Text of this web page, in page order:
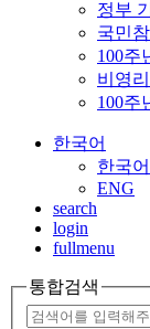
정부
국민
100주
비영
100주
한국어
한국어
ENG
search
login
fullmenu
통합검색